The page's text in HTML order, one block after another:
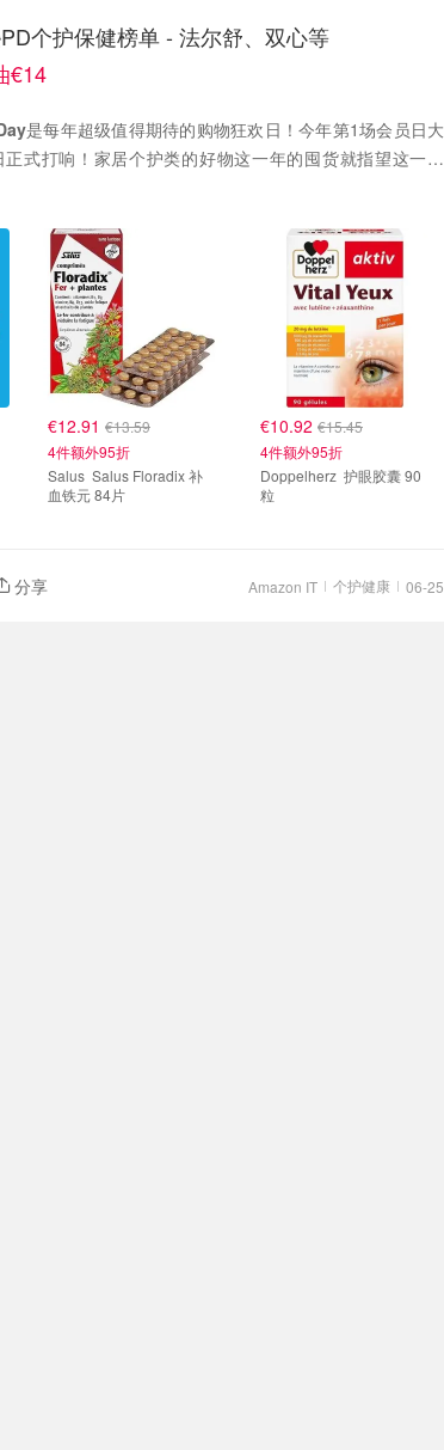
个护保健榜单 - 法尔舒、双心等
€14
是每年超级值得期待的购物狂欢日！今年第1场会员日大
式打响！家居个护类的好物这一年的囤货就指望这一波
€12.91 €13.59
4件额外95折
Salus Salus Floradix 补
血铁元 84片
€10.92 €15.45
4件额外95折
Doppelherz 护眼胶囊 90
粒
分享 Amazon IT 个护健康 06-25